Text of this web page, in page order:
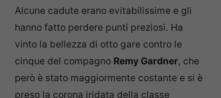
Alcune cadute erano evitabilissime e gli
hanno fatto perdere punti preziosi. Ha
vinto la bellezza di otto gare contro le
cinque del compagno Remy Gardner, che
però è stato maggiormente costante e si è
preso la corona iridata della classe